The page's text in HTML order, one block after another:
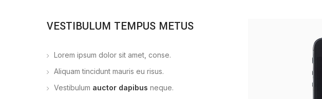
VESTIBULUM TEMPUS METUS
Lorem ipsum dolor sit amet, conse.
Aliquam tincidunt mauris eu risus.
Vestibulum auctor dapibus neque.